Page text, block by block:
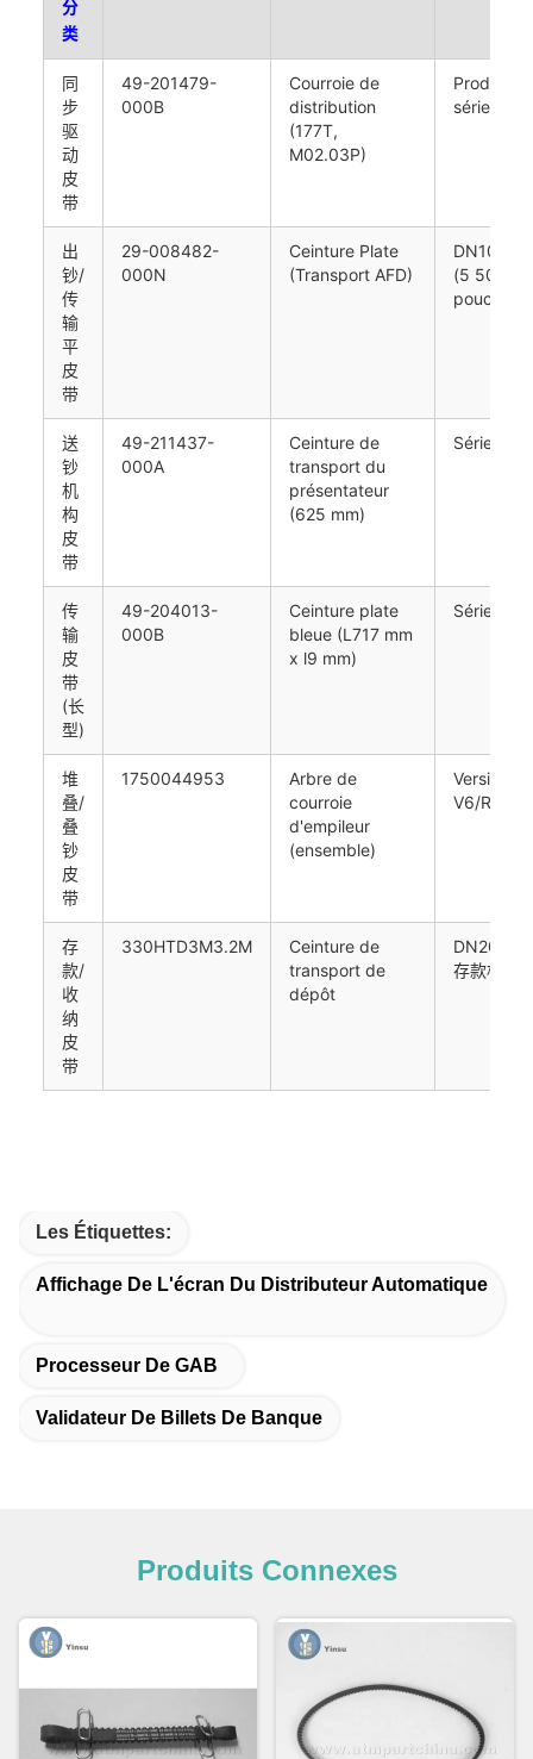
分
类
同
步
驱
动
皮
带
49-201479-
000B
Courroie de
distribution
(177T,
M02.03P)
Produits
série DN
出
钞/
传
输
平
皮
带
29-008482-
000N
Ceinture Plate
(Transport AFD)
DN100
(5 500/5
pouces)
送
钞
机
构
皮
带
49-211437-
000A
Ceinture de
transport du
présentateur
(625 mm)
Série DN
传
输
皮
带
(长
型)
49-204013-
000B
Ceinture plate
bleue (L717 mm
x l9 mm)
Série DN
堆
叠/
叠
钞
皮
带
1750044953
Arbre de
courroie
d'empileur
(ensemble)
Version
V6/RMV4
存
款/
收
纳
皮
带
330HTD3M3.2M
Ceinture de
transport de
dépôt
DN200 (
存款机型)
Les Étiquettes:
Affichage De L'écran Du Distributeur Automatique
Processeur De GAB
Validateur De Billets De Banque
Produits Connexes